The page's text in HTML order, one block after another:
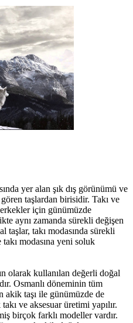
yer alan şık dış görünümü ve
taşlardan birisidir. Takı ve
için günümüzde
aynı zamanda sürekli değişen
takı modasında sürekli
modasına yeni soluk
olarak kullanılan değerli doğal
Osmanlı döneminin tüm
akik taşı ile günümüzde de
ve aksesuar üretimi yapılır.
birçok farklı modeller vardır.